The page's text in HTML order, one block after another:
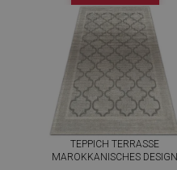
TEPPICH TERRASSE
MAROKKANISCHES DESIGN